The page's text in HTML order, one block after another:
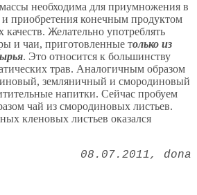
необходима для приумножения в
приобретения конечным продуктом
Желательно употреблять
и чаи, приготовленные только из
. Это относится к большинству
трав. Аналогичным образом
земляничный и смородиновый
напитки. Сейчас пробуем
чай из смородиновых листьев.
кленовых листьев оказался
08.07.2011 dona